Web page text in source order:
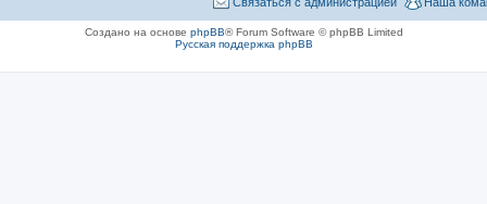
Создано на основе phpBB® Forum Software © phpBB Limited
Русская поддержка phpBB